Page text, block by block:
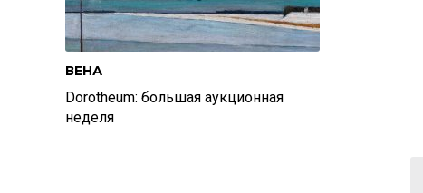
ВЕНА
Dorotheum: большая аукционная
неделя